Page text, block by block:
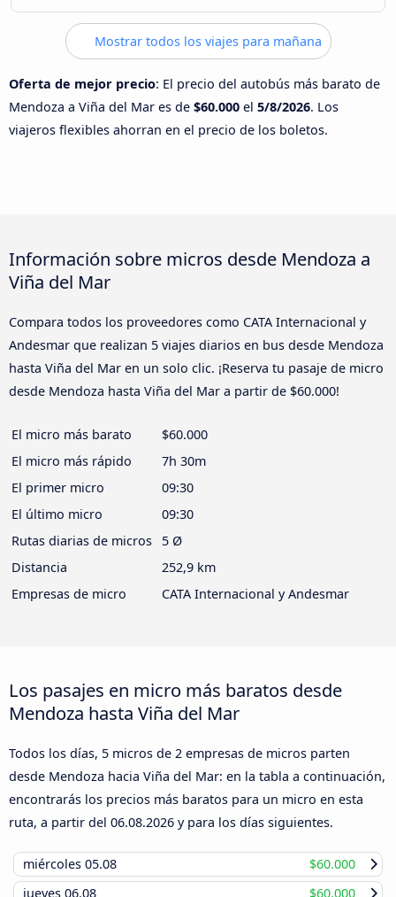
Mostrar todos los viajes para mañana
Oferta de mejor precio: El precio del autobús más barato de
Mendoza a Viña del Mar es de $60.000 el 5/8/2026. Los
viajeros flexibles ahorran en el precio de los boletos.
Información sobre micros desde Mendoza a
Viña del Mar
Compara todos los proveedores como CATA Internacional y
Andesmar que realizan 5 viajes diarios en bus desde Mendoza
hasta Viña del Mar en un solo clic. ¡Reserva tu pasaje de micro
desde Mendoza hasta Viña del Mar a partir de $60.000!
El micro más barato
$60.000
El micro más rápido
7h 30m
El primer micro
09:30
El último micro
09:30
Rutas diarias de micros
5 Ø
Distancia
252,9 km
Empresas de micro
CATA Internacional y Andesmar
Los pasajes en micro más baratos desde
Mendoza hasta Viña del Mar
Todos los días, 5 micros de 2 empresas de micros parten
desde Mendoza hacia Viña del Mar: en la tabla a continuación,
encontrarás los precios más baratos para un micro en esta
ruta, a partir del 06.08.2026 y para los días siguientes.
miércoles 05.08
$60.000
jueves 06.08 $60.000